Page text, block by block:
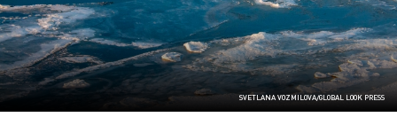
SVETLANA VOZMILOVA/GLOBAL LOOK PRESS